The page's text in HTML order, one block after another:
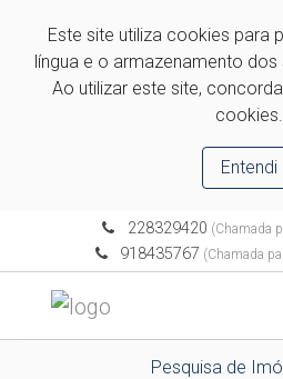
Este site utiliza cookies para
língua e o armazenamento
Ao utilizar este site,
cookies.
Entendi
228329420 (Chamada
918435767 (Chamada
Pesquisa de